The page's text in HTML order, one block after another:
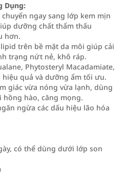
Dụng:
ngay sang lớp kem mịn
dưỡng chất thẩm thấu
hơn.
trên bề mặt da môi giúp cải
trạng nứt nẻ, khô ráp.
Phytosteryl Macadamiate,
hiệu quả và dưỡng ẩm tối ưu.
giác vừa nóng vừa lạnh, dùng
hào, căng mọng.
ngừa các dấu hiệu lão hóa
có thể dùng dưới lớp son